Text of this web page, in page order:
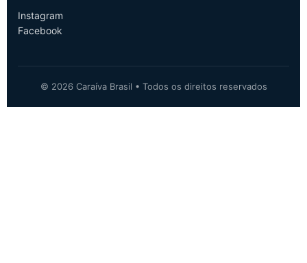
Instagram
Facebook
© 2026 Caraíva Brasil • Todos os direitos reservados